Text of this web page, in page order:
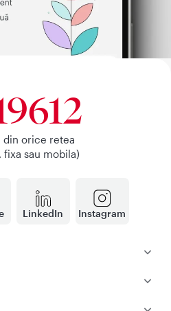
LinkedIn Instagram
din orice retea
fixa sau mobila)